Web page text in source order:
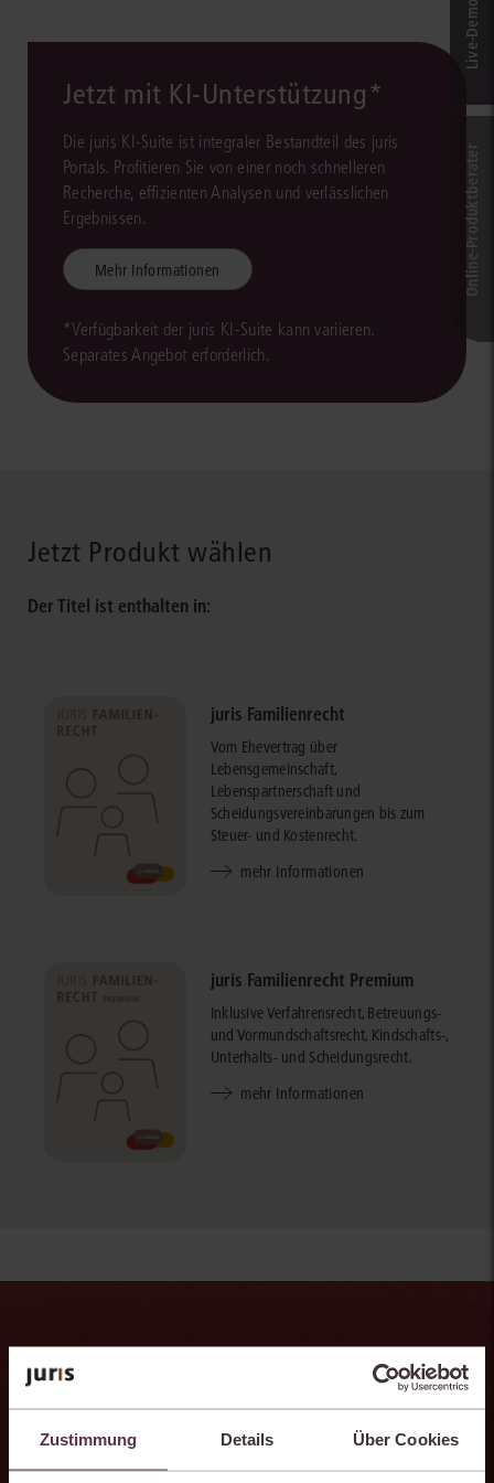
Zustimmung Details Über Cookies
Jetzt mit KI-Unterstützung*
Die juris KI-Suite ist integraler Bestandteil des juris
Portals. Profitieren Sie von einer noch schnelleren
Recherche, effizienten Analysen und verlässlichen
Ergebnissen.
Mehr Informationen
*Verfügbarkeit der juris KI-Suite kann variieren.
Separates Angebot erforderlich.
Jetzt Produkt wählen
Der Titel ist enthalten in:
juris Familienrecht
Vom Ehevertrag über
Lebensgemeinschaft,
Lebenspartnerschaft und
Scheidungsvereinbarungen bis zum
Steuer- und Kostenrecht.
mehr Informationen
juris Familienrecht Premium
Inklusive Verfahrensrecht, Betreuungs-
und Vormundschaftsrecht, Kindschafts-,
Unterhalts- und Scheidungsrecht.
mehr Informationen
Mit der juris KI-Suite denkt das
Wissen mit.
Als integraler Bestandteil des juris Portals unterstützt Sie die juris
KI-Suite nicht nur bei der Recherche, sondern auch bei der
Online-Produkt­berater